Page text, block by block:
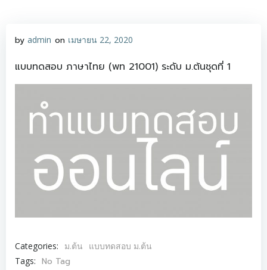
by admin on เมษายน 22, 2020
แบบทดสอบ ภาษาไทย (พท 21001) ระดับ ม.ต้นชุดที่ 1
Categories: ม.ต้น
แบบทดสอบ ม.ต้น
Tags: No Tag